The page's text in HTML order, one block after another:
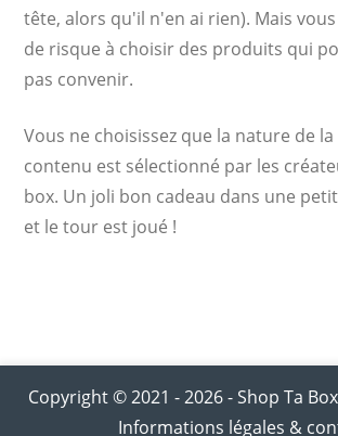
tête, alors qu'il n'en ai rien). Mais
de risque à choisir des produits qui
pas convenir.
Vous ne choisissez que la nature de la
contenu est sélectionné par les
box. Un joli bon cadeau dans une
et le tour est joué !
Copyright © 2021 - 2026 -Shop Ta Box
Informations légales &